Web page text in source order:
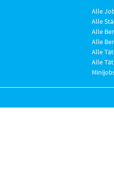
Alle
Alle
Alle
Alle
Alle
Alle